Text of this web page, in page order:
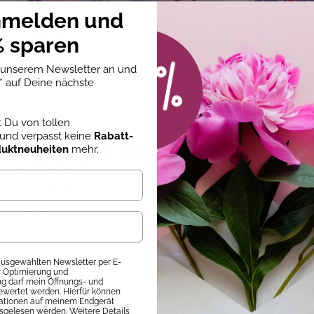
, Handlettering, Lettering
Ludmila Blum
Design Paper A6 Lovely You. Mit
Handlettering-Grundkurs
6,00 €
Dr. Christine
In my
Sofort
14,99 €
und
sparen
Newsletter an und
* auf Deine nächste
Du von tollen
und verpasst keine Rabatt-
mehr.
Newsletter per E-
Optimierung und
darf mein Öffnungs- und
werden. Hierfür können
auf meinem Endgerät
werden. Weitere Details